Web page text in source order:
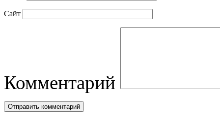
Сайт
Комментарий